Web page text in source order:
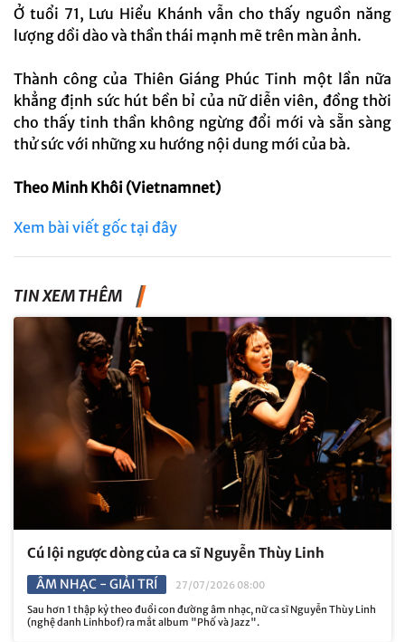
Ở tuổi 71, Lưu Hiểu Khánh vẫn cho thấy nguồn năng
lượng dồi dào và thần thái mạnh mẽ trên màn ảnh.
Thành công của Thiên Giáng Phúc Tinh một lần nữa
khẳng định sức hút bền bỉ của nữ diễn viên, đồng thời
cho thấy tinh thần không ngừng đổi mới và sẵn sàng
thử sức với những xu hướng nội dung mới của bà.
Theo Minh Khôi (Vietnamnet)
Xem bài viết gốc tại đây
TIN XEM THÊM
Cú lội ngược dòng của ca sĩ Nguyễn Thùy Linh
ÂM NHẠC - GIẢI TRÍ
27/07/2026 08:00
Sau hơn 1 thập kỷ theo đuổi con đường âm nhạc, nữ ca sĩ Nguyễn Thùy Linh
(nghệ danh Linhbof) ra mắt album "Phố và Jazz".